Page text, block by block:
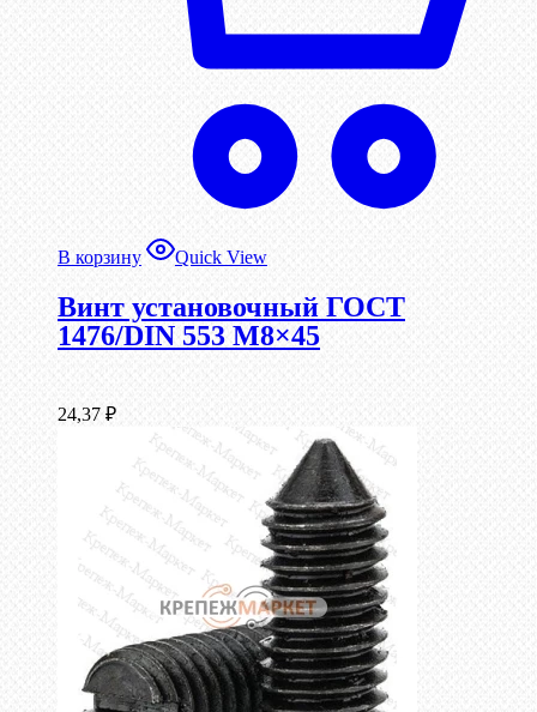
В корзину Quick View
Винт установочный ГОСТ
1476/DIN 553 М8×45
24,37 ₽